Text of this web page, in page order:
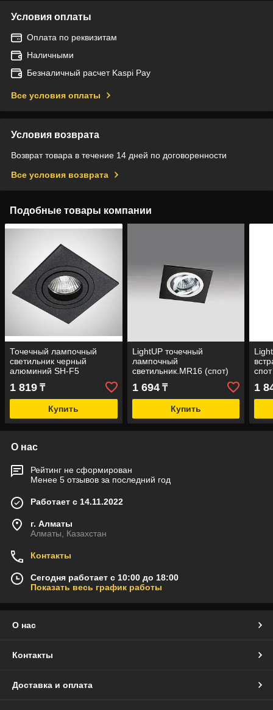
Условия оплаты
Оплата по реквизитам
Наличными
Безналичный расчет Kaspi Pay
Все условия оплаты
Условия возврата
Возврат товара в течение 14 дней по договоренности
Все условия возврата
Подобные товары компании
Точечный лампочный
светильник черный
алюминий SH-F5
1 819 ₸
Купить
LightUP точечный
лампочный
светильник.MR16 (спот)
1 694₸
Купить
спот
1
О нас
Рейтинг не сформирован
Менее 5 отзывов за последний год
Работает с 14.11.2022
г. Алматы
Алматы, Казахстан
Контакты
Сегодня работает с 10:00 до 18:00
Показать весь график работы
О нас
Контакты
Доставка и оплата